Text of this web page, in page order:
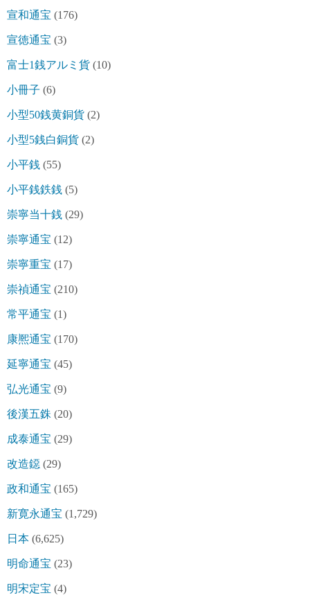
宣和通宝 (176)
宣徳通宝 (3)
富士1銭アルミ貨 (10)
小冊子 (6)
小型50銭黄銅貨 (2)
小型5銭白銅貨 (2)
小平銭 (55)
小平銭鉄銭 (5)
崇寧当十銭 (29)
崇寧通宝 (12)
崇寧重宝 (17)
崇禎通宝 (210)
常平通宝 (1)
康熈通宝 (170)
延寧通宝 (45)
弘光通宝 (9)
後漢五銖 (20)
成泰通宝 (29)
改造鐚 (29)
政和通宝 (165)
新寛永通宝 (1,729)
日本 (6,625)
明命通宝 (23)
明宋定宝 (4)